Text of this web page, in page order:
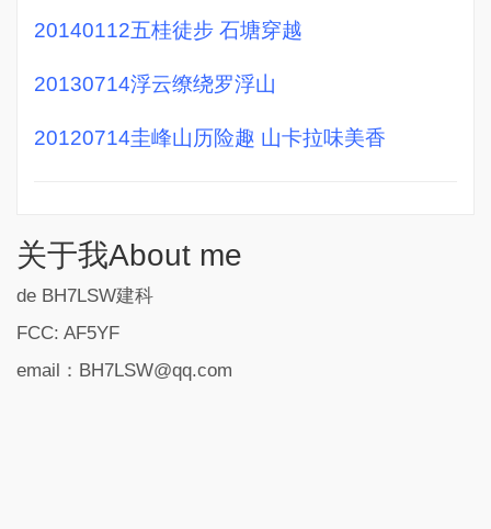
20140112五桂徒步 石塘穿越
20130714浮云缭绕罗浮山
20120714圭峰山历险趣 山卡拉味美香
关于我About me
de BH7LSW建科
FCC: AF5YF
email：BH7LSW@qq.com